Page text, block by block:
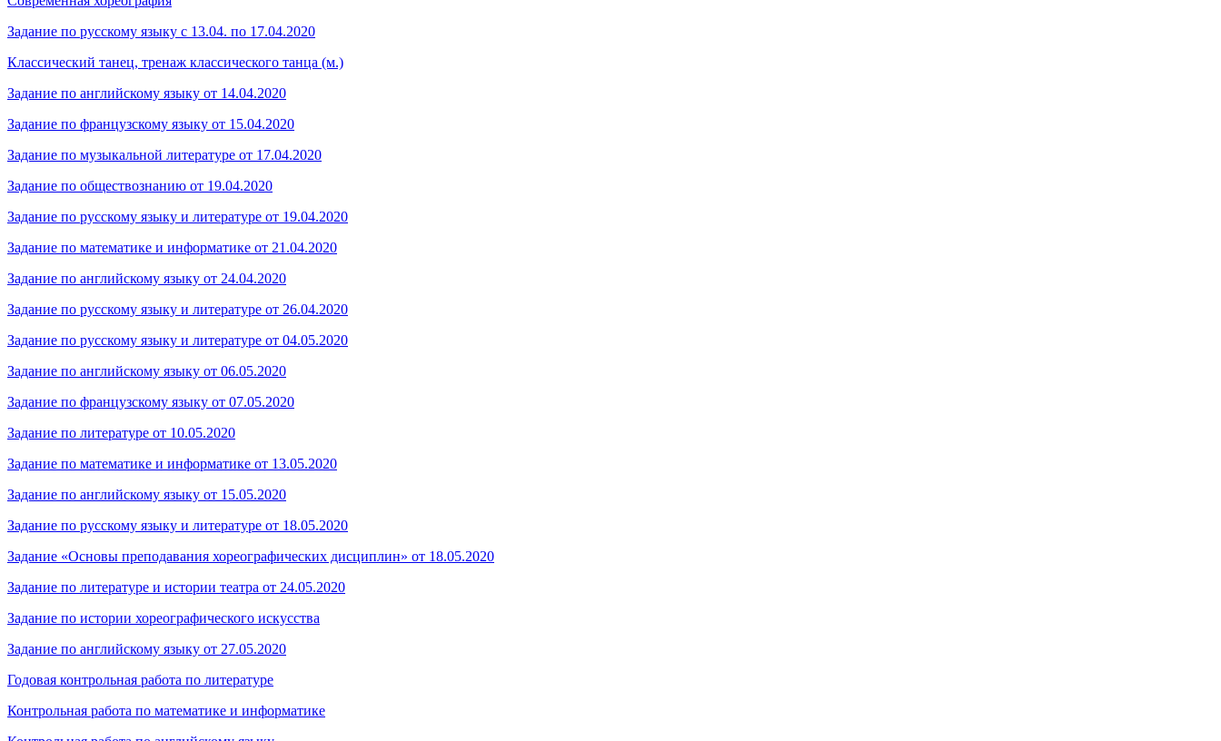
Задание по русскому языку с 13.04. по 17.04.2020
Классический танец, тренаж классического танца (м.)
Задание по английскому языку от 14.04.2020
Задание по французскому языку от 15.04.2020
Задание по музыкальной литературе от 17.04.2020
Задание по обществознанию от 19.04.2020
Задание по русскому языку и литературе от 19.04.2020
Задание по математике и информатике от 21.04.2020
Задание по английскому языку от 24.04.2020
Задание по русскому языку и литературе от 26.04.2020
Задание по русскому языку и литературе от 04.05.2020
Задание по английскому языку от 06.05.2020
Задание по французскому языку от 07.05.2020
Задание по литературе от 10.05.2020
Задание по математике и информатике от 13.05.2020
Задание по английскому языку от 15.05.2020
Задание по русскому языку и литературе от 18.05.2020
Задание «Основы преподавания хореографических дисциплин» от 18.05.2020
Задание по литературе и истории театра от 24.05.2020
Задание по истории хореографического искусства
Задание по английскому языку от 27.05.2020
Годовая контрольная работа по литературе
Контрольная работа по математике и информатике